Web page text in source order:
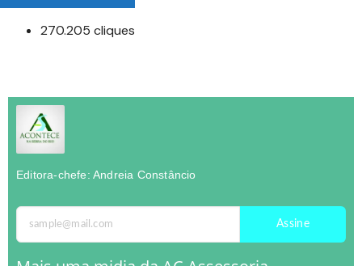
270.205 cliques
Editora-chefe: Andreia Constâncio
Assine